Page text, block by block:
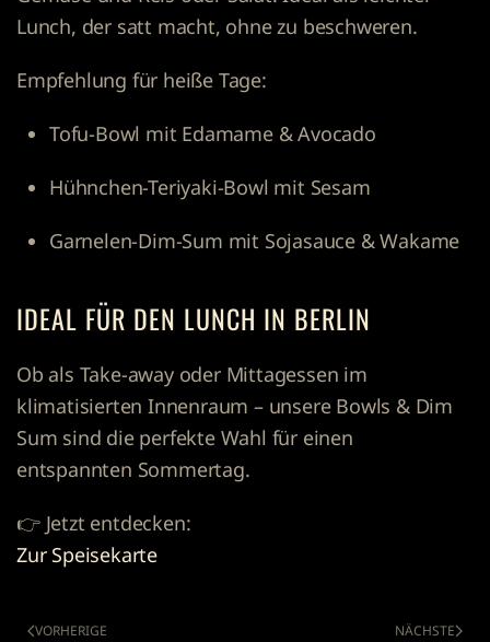
Lunch, der satt macht, ohne zu beschweren.
Empfehlung für heiße Tage:
Tofu-Bowl mit Edamame & Avocado
Hühnchen-Teriyaki-Bowl mit Sesam
Garnelen-Dim-Sum mit Sojasauce & Wakame
IDEAL FÜR DEN LUNCH IN BERLIN
Ob als Take-away oder Mittagessen im
klimatisierten Innenraum – unsere Bowls & Dim
Sum sind die perfekte Wahl für einen
entspannten Sommertag.
👉 Jetzt entdecken:
Zur Speisekarte
VORHERIGE NÄCHSTE